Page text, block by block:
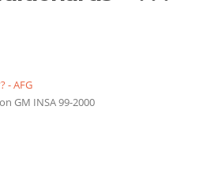
GM INSA 99-2000